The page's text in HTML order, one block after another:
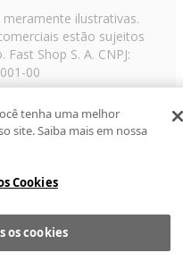
ilustrativas.
estão sujeitos
Shop S. A. CNPJ:
00
11 3003-3728 ©
reservadosRF
tenha uma melhor
site. Saiba mais em nossa
Cookies
os cookies